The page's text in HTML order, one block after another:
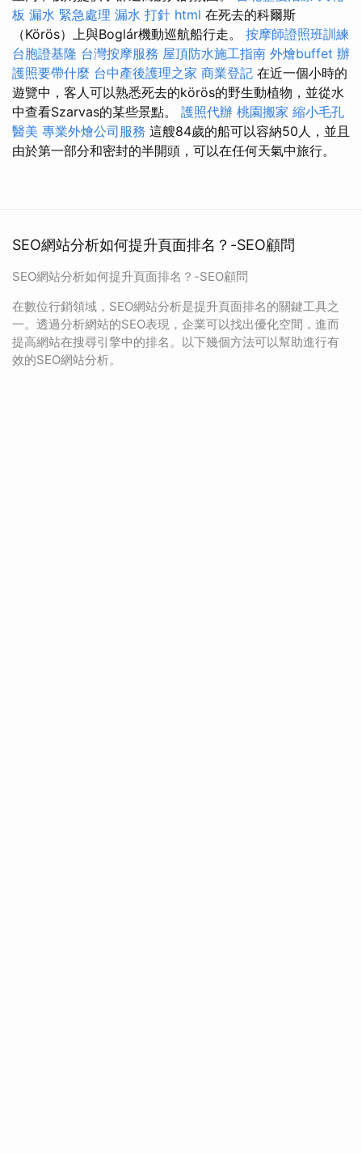
板 漏水 緊急處理 漏水 打針 html 在死去的科爾斯
（Körös）上與Boglár機動巡航船行走。 按摩師證照班訓練
台胞證基隆 台灣按摩服務 屋頂防水施工指南 外燴buffet 辦
護照要帶什麼 台中產後護理之家 商業登記 在近一個小時的
遊覽中，客人可以熟悉死去的körös的野生動植物，並從水
中查看Szarvas的某些景點。 護照代辦 桃園搬家 縮小毛孔
醫美 專業外燴公司服務 這艘84歲的船可以容納50人，並且
由於第一部分和密封的半開頭，可以在任何天氣中旅行。
SEO網站分析如何提升頁面排名？-SEO顧問
SEO網站分析如何提升頁面排名？-SEO顧問
在數位行銷領域，SEO網站分析是提升頁面排名的關鍵工具之
一。透過分析網站的SEO表現，企業可以找出優化空間，進而
提高網站在搜尋引擎中的排名。以下幾個方法可以幫助進行有
效的SEO網站分析。